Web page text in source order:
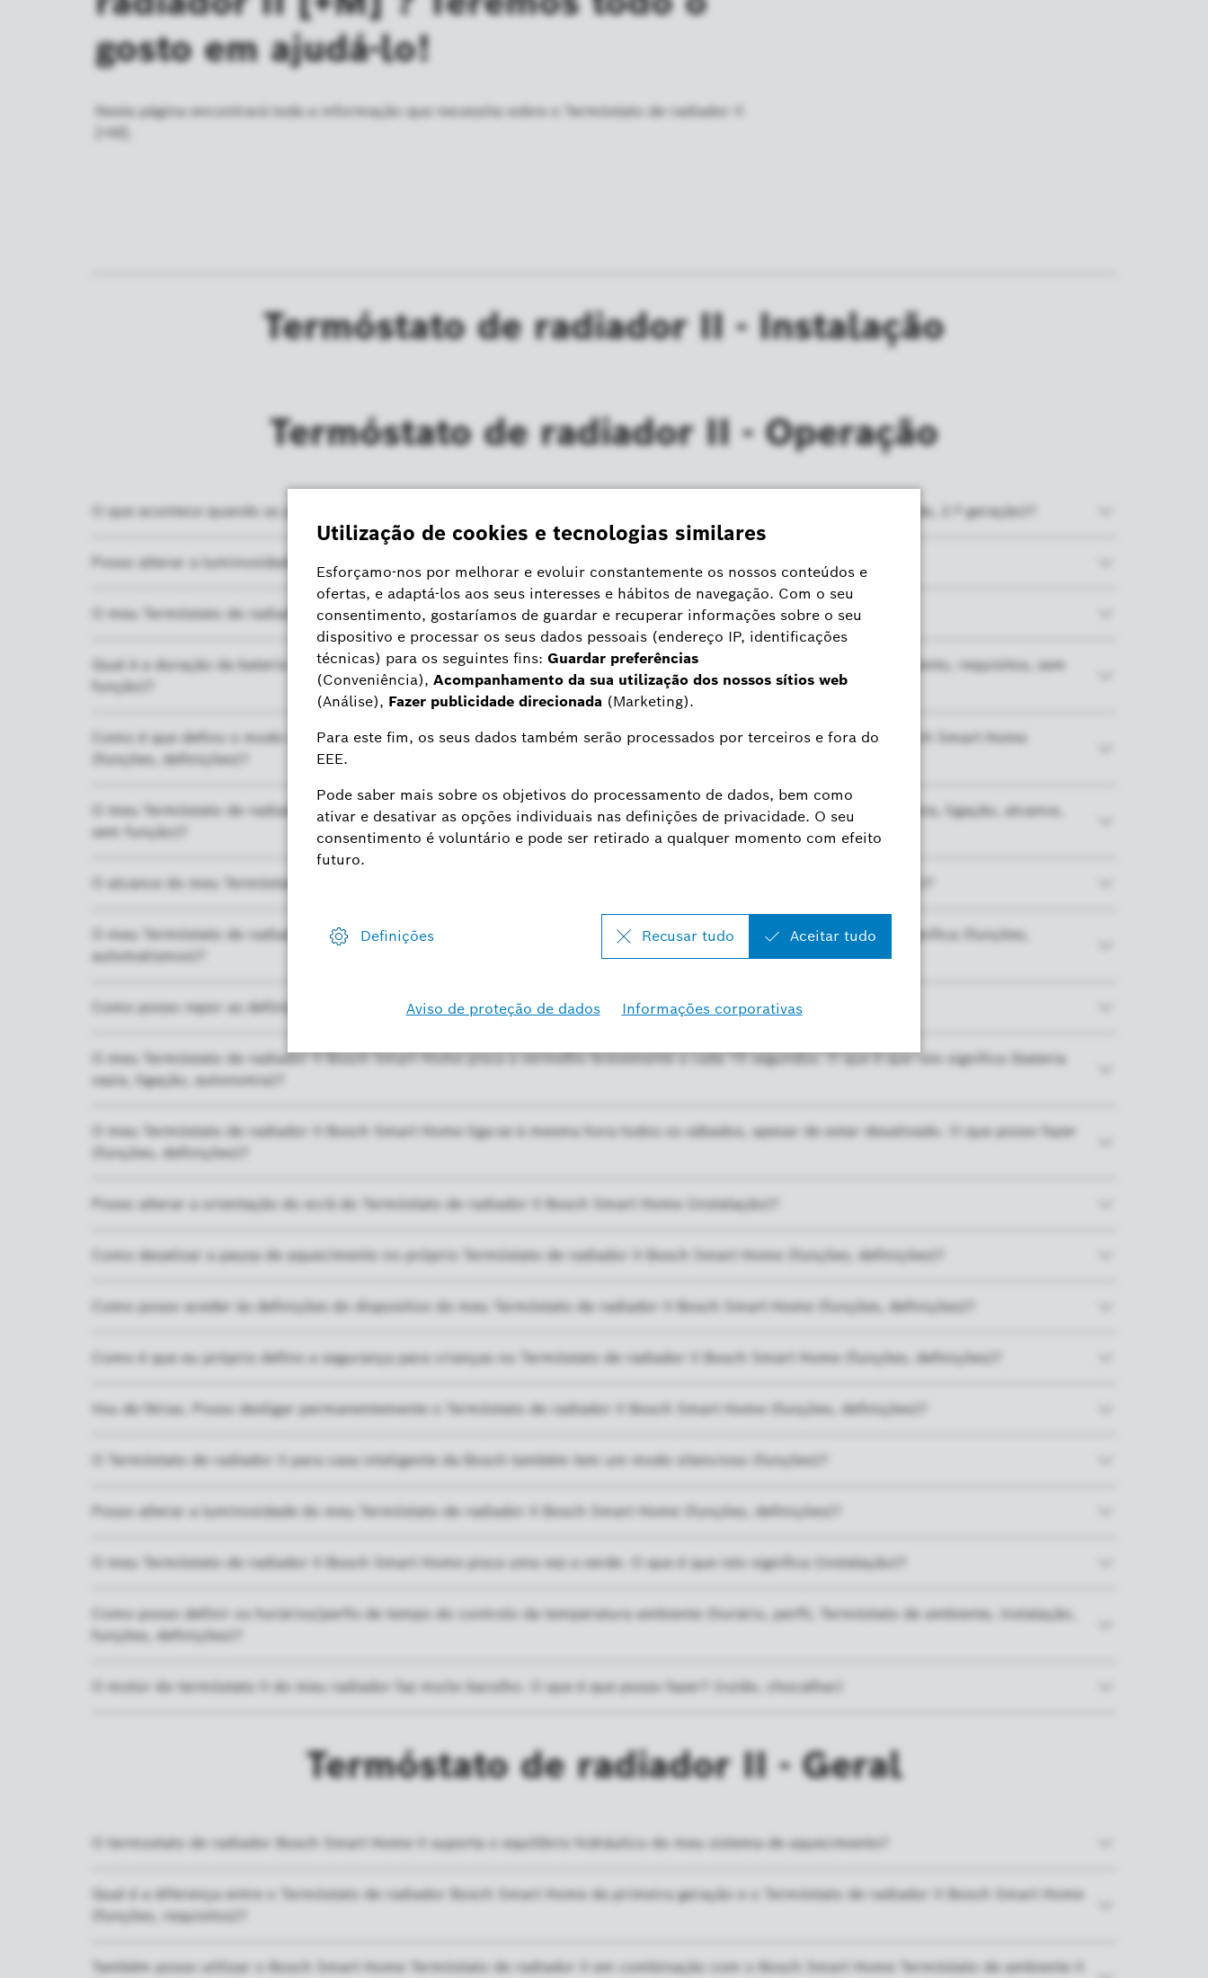
gosto em ajudá-lo!
Nesta página encontrará toda a informação que necessita sobre o Termóstato de radiador II
[+M].
Termóstato de radiador II - Instalação
Termóstato de radiador II - Operação
O que acontece quando as pilhas do meu termostato de radiador II se esgotam (posição da válvula, pilha descarregada, 2.ª geração)?
Posso alterar a luminosidade do meu Termóstato de radiador II Bosch Smart Home (funções, definições)?
O meu Termóstato de radiador II Bosch Smart Home está a piscar a laranja. O que é que isto significa (instalação)?
Qual é a duração da bateria do meu Bosch Smart Home Termóstato de radiador II (bateria vazia, âmbito de fornecimento, requisitos, sem
função)?
Como é que defino o modo de controlo da divisão (automático ou manual) no próprio Termóstato de radiador II Bosch Smart Home
(funções, definições)?
O meu Termóstato de radiador II Bosch Smart Home pisca uma vez a vermelho. O que é que isto significa (bateria vazia, ligação, alcance,
sem função)?
O alcance do meu Termóstato de radiador II Bosch Smart Home é fraco. O que é que posso fazer (ligação, instalação)?
O meu Termóstato de radiador II Bosch Smart Home acende-se a vermelho durante um segundo. O que é que isto significa (funções,
automatismos)?
Como posso repor as definições de fábrica (reset) do Termóstato de radiador II Bosch Smart Home?
O meu Termóstato de radiador II Bosch Smart Home pisca a vermelho brevemente a cada 15 segundos. O que é que isto significa (bateria
vazia, ligação, autonomia)?
O meu Termóstato de radiador II Bosch Smart Home liga-se à mesma hora todos os sábados, apesar de estar desativado. O que posso fazer
(funções, definições)?
Posso alterar a orientação do ecrã do Termóstato de radiador II Bosch Smart Home (instalação)?
Como desativar a pausa de aquecimento no próprio Termóstato de radiador II Bosch Smart Home (funções, definições)?
Como posso aceder às definições do dispositivo do meu Termóstato de radiador II Bosch Smart Home (funções, definições)?
Como é que eu próprio defino a segurança para crianças no Termóstato de radiador II Bosch Smart Home (funções, definições)?
Vou de férias. Posso desligar permanentemente o Termóstato de radiador II Bosch Smart Home (funções, definições)?
O Termóstato de radiador II para casa inteligente da Bosch também tem um modo silencioso (funções)?
Posso alterar a luminosidade do meu Termóstato de radiador II Bosch Smart Home (funções, definições)?
O meu Termóstato de radiador II Bosch Smart Home pisca uma vez a verde. O que é que isto significa (instalação)?
Como posso definir os horários/perfis de tempo do controlo da temperatura ambiente (horário, perfil, Termóstato de ambiente, instalação,
funções, definições)?
O motor do termóstato II do meu radiador faz muito barulho. O que é que posso fazer? (ruído, chocalhar)
Termóstato de radiador II - Geral
O termostato de radiador Bosch Smart Home II suporta o equilíbrio hidráulico do meu sistema de aquecimento?
Qual é a diferença entre o Termóstato de radiador Bosch Smart Home da primeira geração e o Termóstato de radiador II Bosch Smart Home
(funções, requisitos)?
Também posso utilizar o Bosch Smart Home Termóstato de radiador II em combinação com o Bosch Smart Home Termóstato de ambiente II